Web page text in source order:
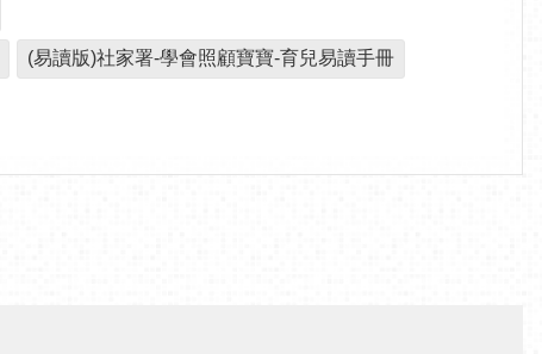
(易讀版)社家署-學會照顧寶寶-育兒易讀手冊